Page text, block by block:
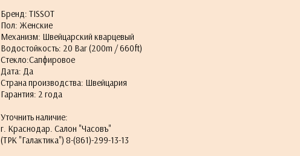
Бренд: TISSOT
Пол: Женские
Механизм: Швейцарский кварцевый
Водостойкость: 20 Bar (200m / 660ft)
Стекло:Сапфировое
Дата: Да
Страна производства: Швейцария
Гарантия: 2 года
Уточнить наличие:
г. Краснодар. Салон "Часовъ"
(ТРК "Галактика") 8-(861)-299-13-13